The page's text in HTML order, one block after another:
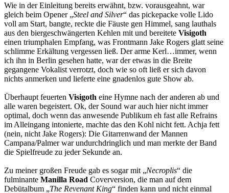
Wie in der Einleitung bereits erwähnt, bzw. vorausgeahnt, war
gleich beim Opener „Steel and Silver“ das pickepacke volle Lido
voll am Start, bangte, reckte die Fäuste gen Himmel, sang lauthals
aus den biergeschwängerten Kehlen mit und bereitete Visigoth
einen triumphalen Empfang, was Frontmann Jake Rogers glatt seine
schlimme Erkältung vergessen ließ. Der arme Kerl…immer, wenn
ich ihn in Berlin gesehen hatte, war der etwas in die Breite
gegangene Vokalist verrotzt, doch wie so oft ließ er sich davon
nichts anmerken und lieferte eine gnadenlos gute Show ab.
Überhaupt feuerten Visigoth eine Hymne nach der anderen ab und
alle waren begeistert. Ok, der Sound war auch hier nicht immer
optimal, doch wenn das anwesende Publikum eh fast alle Refrains
im Alleingang intonierte, machte das den Kohl nicht fett. Achja fett
(nein, nicht Jake Rogers): Die Gitarrenwand der Mannen
Campana/Palmer war undurchdringlich und man merkte der Band
die Spielfreude zu jeder Sekunde an.
Zu meiner großen Freude gab es sogar mit „Necroplis“ die
fulminante Manilla Road Coverversion, die man auf dem
Debütalbum „The Revenant King“ finden kann und nicht einmal